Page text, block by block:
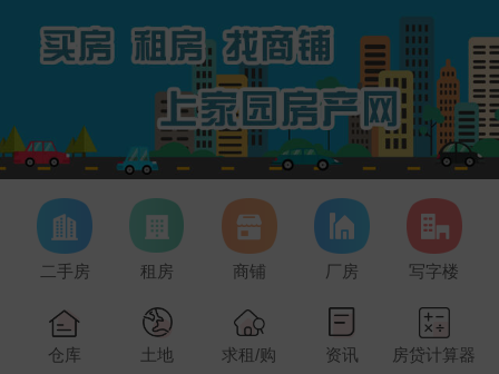
二手房 租房 商铺 厂房 写字楼
仓库 土地 求租/购 资讯 房贷计算器
【朱小姐】发布了【武江区租房】的求租信息
欢迎使用韶关房产网，请勿发布违法不良信息，一经发现，将作出封号处理！
51万/套